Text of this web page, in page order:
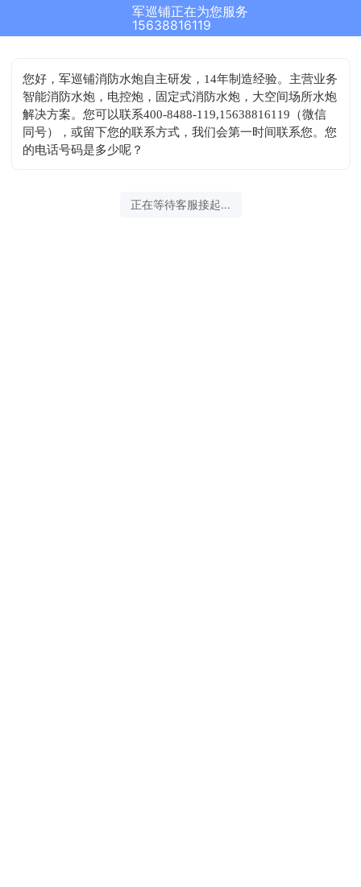
军巡铺正在为您服务
15638816119
您好，军巡铺消防水炮自主研发，14年制造经验。主营业务
智能消防水炮，电控炮，固定式消防水炮，大空间场所水炮
解决方案。您可以联系400-8488-119,15638816119（微信
同号），或留下您的联系方式，我们会第一时间联系您。您
的电话号码是多少呢？
正在等待客服接起...